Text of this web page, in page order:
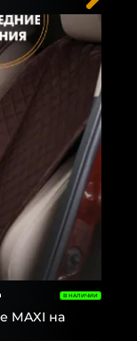
В НАЛИЧИИ
MAXI на